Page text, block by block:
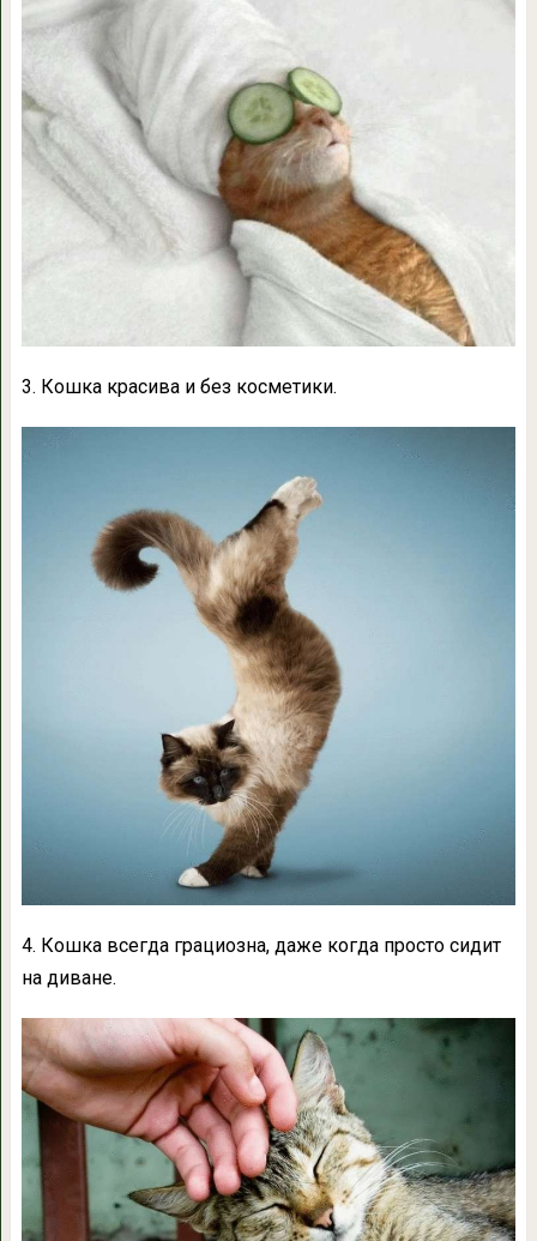
3. Кошка красива и без косметики.
4. Кошка всегда грациозна, даже когда просто сидит
на диване.